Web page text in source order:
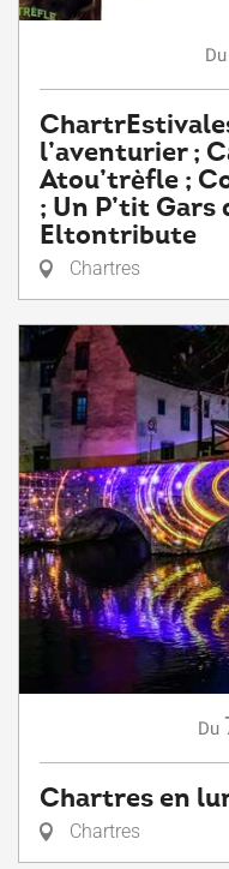
Du
l’aventurier ;
Atou’trèfle ;
; Un P’tit Gars
Eltontribute
Chartres
Du
Chartres en
Chartres